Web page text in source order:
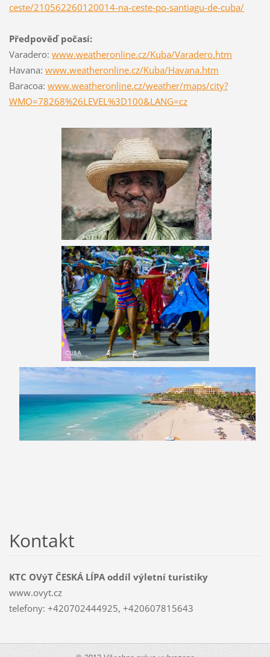
ceste/210562260120014-na-ceste-po-santiagu-de-cuba/
Předpověď počasí:
Varadero: www.weatheronline.cz/Kuba/Varadero.htm
Havana: www.weatheronline.cz/Kuba/Havana.htm
Baracoa: www.weatheronline.cz/weather/maps/city?
WMO=78268%26LEVEL%3D100&LANG=cz
Kontakt
KTC OVýT ČESKÁ LÍPA oddíl výletní turistiky
www.ovyt.cz
telefony: +420702444925, +420607815643